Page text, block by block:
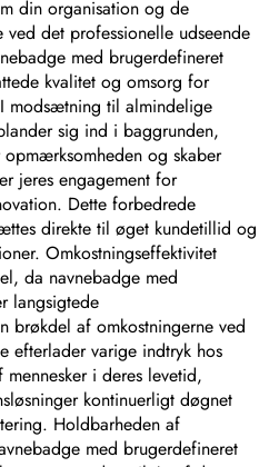
din organisation og de
ved det professionelle udseende
med brugerdefineret
kvalitet og omsorg for
modsætning til almindelige
sig ind i baggrunden,
og skaber
jeres engagement for
Dette forbedrede
direkte til øget kundetillid og
Omkostningseffektivitet
da navnebadge med
langsigtede
brøkdel af omkostningerne ved
efterlader varige indtryk hos
i deres levetid,
kontinuerligt døgnet
Holdbarheden af
med brugerdefineret